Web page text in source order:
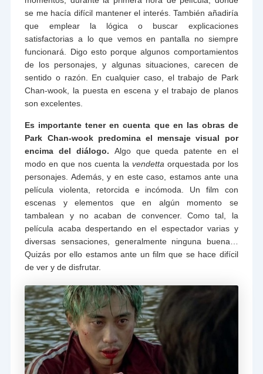
se me hacía difícil mantener el interés. También añadiría
que emplear la lógica o buscar explicaciones
satisfactorias a lo que vemos en pantalla no siempre
funcionará. Digo esto porque algunos comportamientos
de los personajes, y algunas situaciones, carecen de
sentido o razón. En cualquier caso, el trabajo de Park
Chan-wook, la puesta en escena y el trabajo de planos
son excelentes.
Es importante tener en cuenta que en las obras de
Park Chan-wook predomina el mensaje visual por
encima del diálogo. Algo que queda patente en el
modo en que nos cuenta la vendetta orquestada por los
personajes. Además, y en este caso, estamos ante una
película violenta, retorcida e incómoda. Un film con
escenas y elementos que en algún momento se
tambalean y no acaban de convencer. Como tal, la
película acaba despertando en el espectador varias y
diversas sensaciones, generalmente ninguna buena…
Quizás por ello estamos ante un film que se hace difícil
de ver y de disfrutar.